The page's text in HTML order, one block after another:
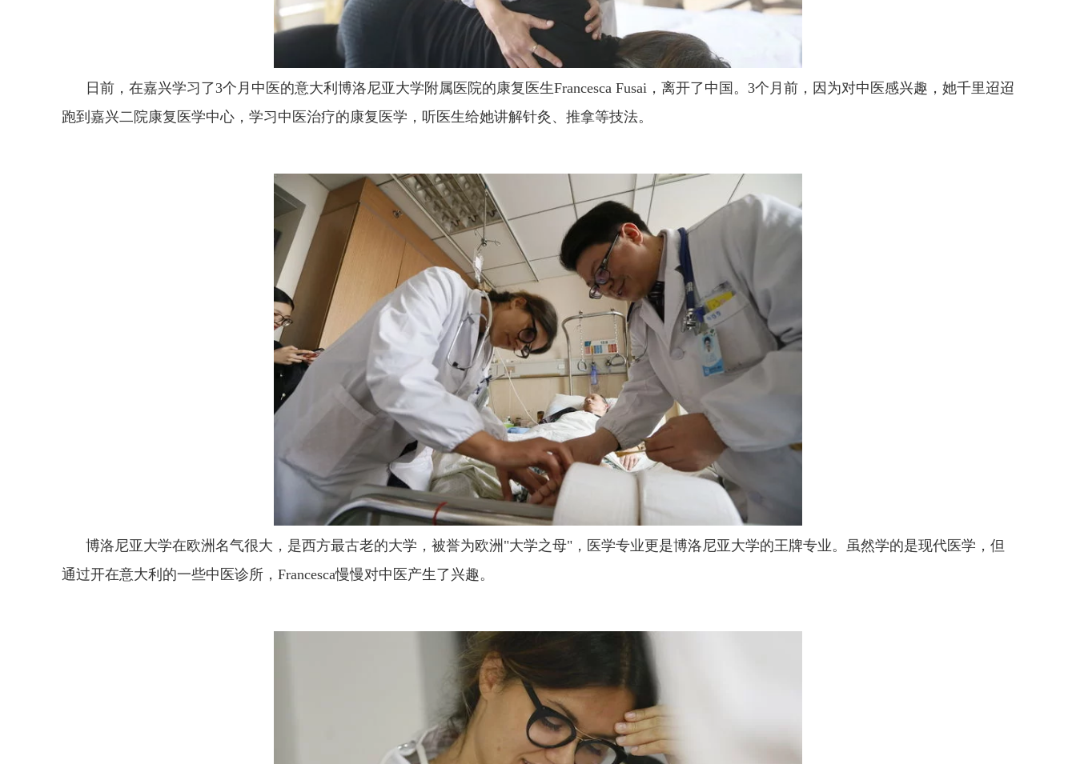
日前，在嘉兴学习了3个月中医的意大利博洛尼亚大学附属医院的康复医生Francesca Fusai，离开了中国。3个月前，因为对中医感兴趣，她千里迢迢
跑到嘉兴二院康复医学中心，学习中医治疗的康复医学，听医生给她讲解针灸、推拿等技法。
博洛尼亚大学在欧洲名气很大，是西方最古老的大学，被誉为欧洲"大学之母"，医学专业更是博洛尼亚大学的王牌专业。虽然学的是现代医学，但
通过开在意大利的一些中医诊所，Francesca慢慢对中医产生了兴趣。